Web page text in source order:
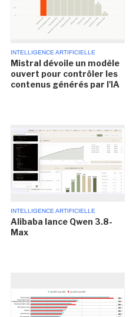
INTELLIGENCE ARTIFICIELLE
Mistral dévoile un modèle
ouvert pour contrôler les
contenus générés par l'IA
INTELLIGENCE ARTIFICIELLE
Alibaba lance Qwen 3.8-
Max